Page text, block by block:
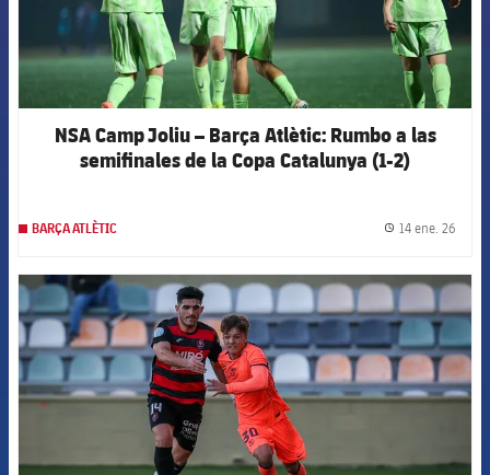
NSA Camp Joliu – Barça Atlètic: Rumbo a las
semifinales de la Copa Catalunya (1-2)
BARÇA ATLÈTIC 14 ene. 26
FCB Barcelona badge